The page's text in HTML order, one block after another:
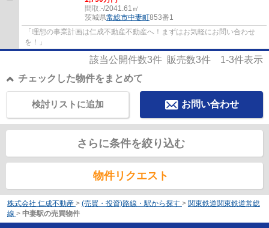
間取:-/2041.61㎡
茨城県常総市中妻町853番1
「理想の事業計画は仁成不動産不動産へ！まずはお気軽にお問い合わせ
を！」
該当公開件数3件 販売数3件 1-3件表示
チェックした物件をまとめて
お問い合わせ
検討リストに追加
さらに条件を絞り込む
物件リクエスト
株式会社 仁成不動産 > (売買・投資)路線・駅から探す > 関東鉄道関東鉄道常総
線 > 中妻駅の売買物件